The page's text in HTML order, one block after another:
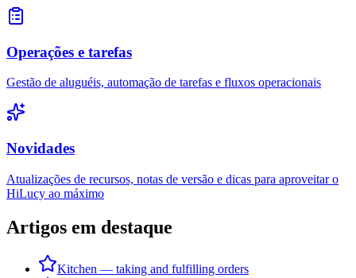
Operações e tarefas
Gestão de aluguéis, automação de tarefas e fluxos operacionais
Novidades
Atualizações de recursos, notas de versão e dicas para aproveitar o
HiLucy ao máximo
Artigos em destaque
Kitchen — taking and fulfilling orders